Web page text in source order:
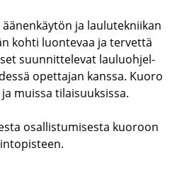
ja lau­lu­tek­nii­kan
kohti luon­te­vaa ja ter­vet­tä
suun­nit­te­le­vat lau­luoh­jel­
opet­ta­jan kans­sa. Kuoro
muis­sa ti­lai­suuk­sis­sa.
osal­lis­tu­mi­ses­ta kuo­roon